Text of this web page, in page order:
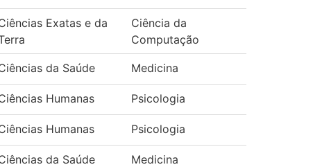
Exatas e da
Ciência da
Computação
da Saúde Medicina
Humanas Psicologia
Humanas Psicologia
da Saúde Medicina